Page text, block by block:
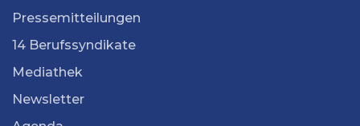
Pressemitteilungen
14 Berufssyndikate
Mediathek
Newsletter